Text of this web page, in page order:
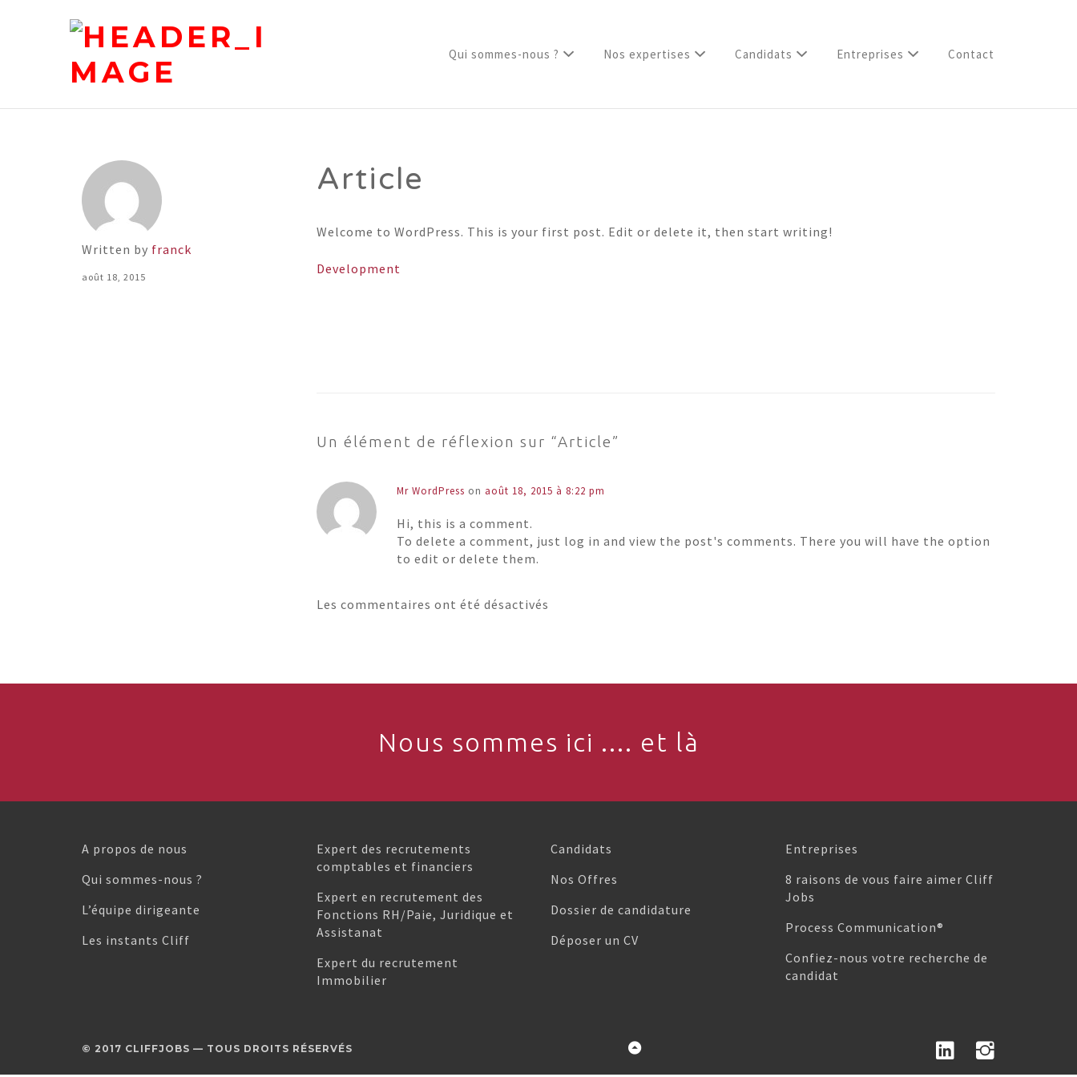
Qui sommes-nous ? Nos expertises Candidats Entreprises Contact
Written by franck
août 18, 2015
Article
Welcome to WordPress. This is your first post. Edit or delete it, then start writing!
Development
Un élément de réflexion sur “Article”
Mr WordPress on août 18, 2015 à 8:22 pm
Hi, this is a comment.
To delete a comment, just log in and view the post's comments. There you will have the option
to edit or delete them.
Les commentaires ont été désactivés
Nous sommes ici .... et là
A propos de nous
Qui sommes-nous ?
L’équipe dirigeante
Les instants Cliff
Expert des recrutements
comptables et financiers
Expert en recrutement des
Fonctions RH/Paie, Juridique et
Assistanat
Expert du recrutement
Immobilier
Candidats
Nos Offres
Dossier de candidature
Déposer un CV
Entreprises
8 raisons de vous faire aimer Cliff
Jobs
Process Communication®
Confiez-nous votre recherche de
candidat
© 2017 CLIFFJOBS — TOUS DROITS RÉSERVÉS Linked In